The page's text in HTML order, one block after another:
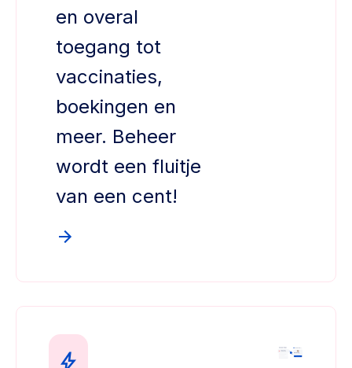
en overal
toegang tot
vaccinaties,
boekingen en
meer. Beheer
wordt een fluitje
van een cent!